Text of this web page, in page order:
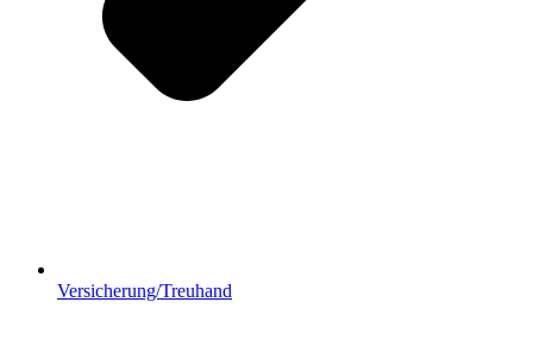
Versicherung/Treuhand